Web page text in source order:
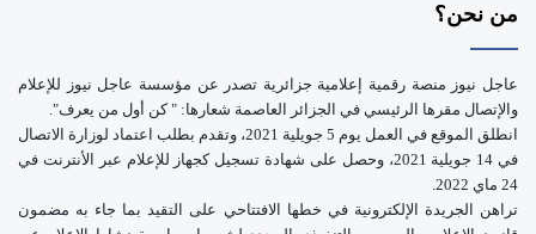
من نحن؟
عاجل نيوز منصة رقمية إعلامية جزائرية تصدر عن مؤسسة عاجل نيوز للإعلام
والإتصال مقرها الرئيسي في الجزائر العاصمة شعارها: " كن أول من يعرف".
انطلق الموقع في العمل يوم 5 جويلية 2021، وتقدم بطلب اعتماد لوزارة الاتصال
في 14 جويلية 2021، وحصل على شهادة تسجيل كجهاز للإعلام عبر الأنترنت في
24 ماي 2022.
تراهن الجريدة الإلكترونية في خطها الافتتاحي على التقيد بما جاء به مضمون